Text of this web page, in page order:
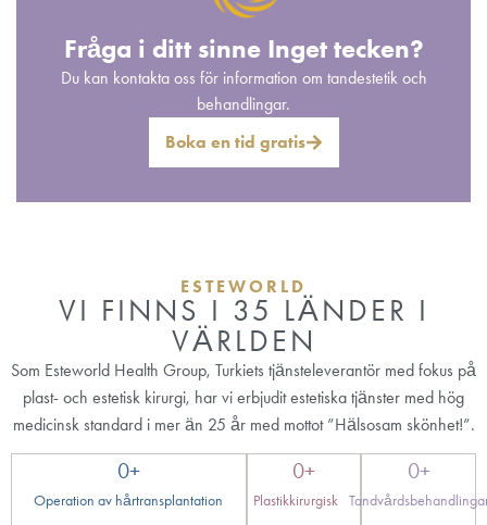
Fråga i ditt sinne Inget tecken?
Du kan kontakta oss för information om tandestetik och
behandlingar.
Boka en tid gratis
ESTEWORLD
VI FINNS I 35 LÄNDER I
VÄRLDEN
Som Esteworld Health Group, Turkiets tjänsteleverantör med fokus på
plast- och estetisk kirurgi, har vi erbjudit estetiska tjänster med hög
medicinsk standard i mer än 25 år med mottot ”Hälsosam skönhet!”.
Operation av hårtransplantation
0+
Plastikkirurgisk
0+ 0+